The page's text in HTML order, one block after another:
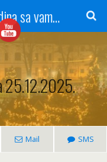
Radio Gradačac - 56 godina sa vama...
25.12.2025.
Mail SMS